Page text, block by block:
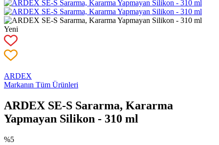
Yeni
ARDEX
Markanın Tüm Ürünleri
ARDEX SE-S Sararma, Kararma
Yapmayan Silikon - 310 ml
%5